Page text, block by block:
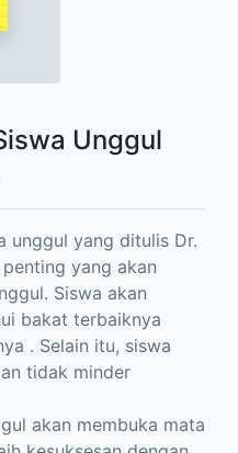
Unggul
unggul yang ditulis Dr.
yang akan
Siswa akan
bakat terbaiknya
. Selain itu, siswa
tidak minder
akan membuka mata